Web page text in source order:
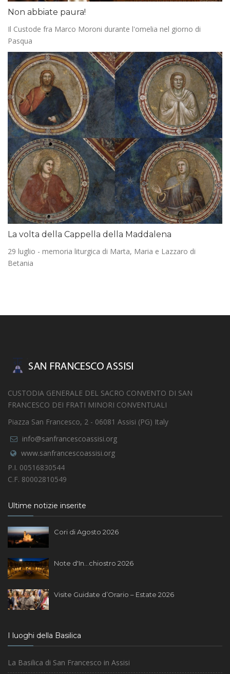
Non abbiate paura!
Il Custode fra Marco Moroni durante l'omelia nel giorno di
Pasqua
La volta della Cappella della Maddalena
29 luglio - memoria liturgica di Marta, Maria e Lazzaro di
Betania
CUSTODIA GENERALE DEL SACRO CONVENTO DI SAN
FRANCESCO DEI FRATI MINORI CONVENTUALI
Piazza San Francesco, 2 - 06081 Assisi (PG) Italy
info@sanfrancescoassisi.org
www.sanfrancescoassisi.org
P.I. 00516830544
C.F. 80002810549
Ultime notizie inserite
Cori di Agosto 2026
Note d'In...chiostro 2026
Visite Guidate d’Orario – Estate 2026
I luoghi della Basilica
La Basilica di San Francesco in Assisi